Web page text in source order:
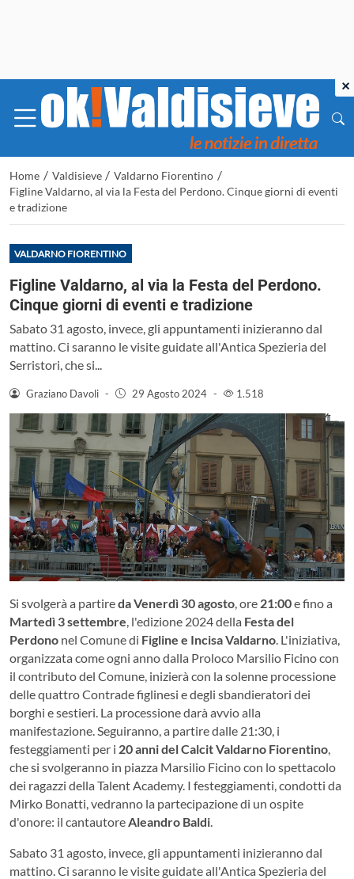
Home / Valdisieve / Valdarno Fiorentino /
Figline Valdarno, al via la Festa del Perdono. Cinque giorni di eventi
e tradizione
VALDARNO FIORENTINO
Figline Valdarno, al via la Festa del Perdono.
Cinque giorni di eventi e tradizione
Sabato 31 agosto, invece, gli appuntamenti inizieranno dal
mattino. Ci saranno le visite guidate all'Antica Spezieria del
Serristori, che si...
Graziano Davoli - 29 Agosto 2024 - 1.518
Si svolgerà a partireda Venerdì 30 agosto, ore 21:00e fino a
Martedì 3 settembre, l'edizione 2024 della Festa del
Perdono nel Comune di Figline e Incisa Valdarno. L'iniziativa,
organizzata come ogni anno dalla Proloco Marsilio Ficino con
il contributo del Comune, inizierà con la solenne processione
delle quattro Contrade figlinesi e degli sbandieratori dei
borghi e sestieri. La processione darà avvio alla
manifestazione. Seguiranno, a partire dalle 21:30, i
festeggiamenti per i 20 anni del Calcit Valdarno Fiorentino,
che si svolgeranno in piazza Marsilio Ficino con lo spettacolo
dei ragazzi della Talent Academy. I festeggiamenti, condotti da
Mirko Bonatti, vedranno la partecipazione di un ospite
d'onore: il cantautoreAleandro Baldi.
Sabato 31 agosto, invece, gli appuntamenti inizieranno dal
mattino. Ci saranno le visite guidate all'Antica Spezieria del
×